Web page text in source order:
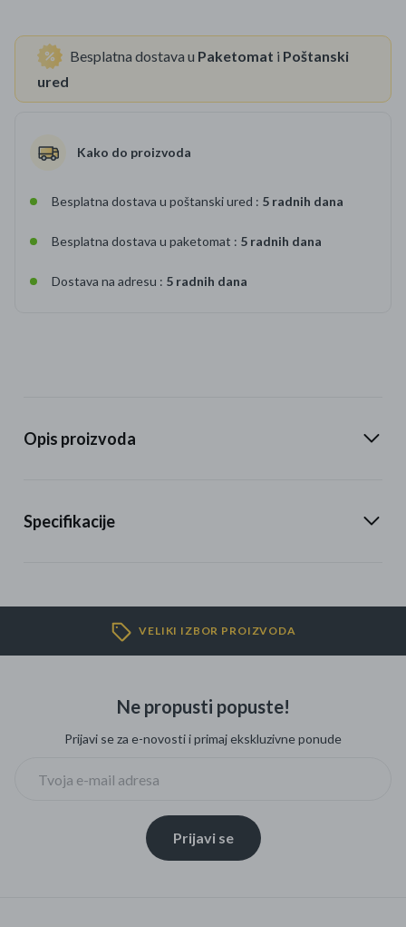
Besplatna dostava u Paketomat i Poštanski
ured
Kako do proizvoda
Besplatna dostava u poštanski ured : 5 radnih dana
Besplatna dostava u paketomat : 5 radnih dana
Dostava na adresu : 5 radnih dana
Opis proizvoda
Specifikacije
VELIKI IZBOR PROIZVODA
Ne propusti popuste!
Prijavi se za e-novosti i primaj ekskluzivne ponude
Prijavi se